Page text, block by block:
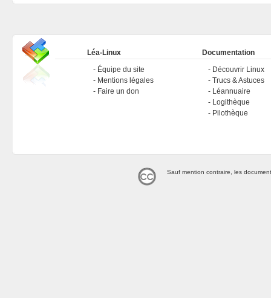
Léa-Linux
Équipe du site
Mentions légales
Faire un don
Documentation
Découvrir Linux
Trucs & Astuces
Léannuaire
Logithèque
Pilothèque
Sauf mention contraire, les